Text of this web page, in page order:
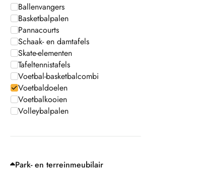
Ballenvangers
Basketbalpalen
Pannacourts
Schaak- en damtafels
Skate-elementen
Tafeltennistafels
Voetbal-basketbalcombi
Voetbaldoelen
Voetbalkooien
Volleybalpalen
Park- en terreinmeubilair